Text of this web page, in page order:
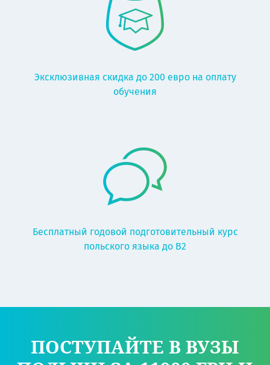
Эксклюзивная скидка до 200 евро на оплату
обучения
Бесплатный годовой подготовительный курс
польского языка до В2
ПОСТУПАЙТЕ В ВУЗЫ